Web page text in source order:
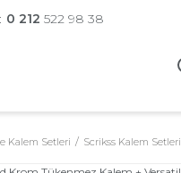
0 212 522 98 38
Kalem Setleri Scrikss Kalem Setleri